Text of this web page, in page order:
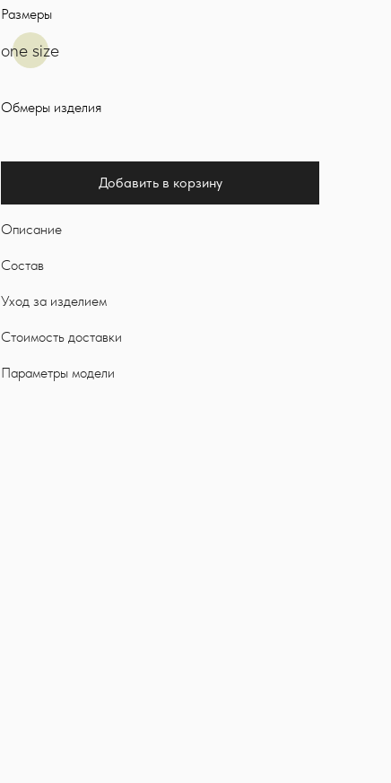
Размеры
one size
Обмеры изделия
Добавить в корзину
Описание
Состав
Уход за изделием
Стоимость доставки
Параметры модели